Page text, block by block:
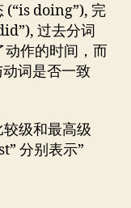
(“is doing”), 完
过去分词
动作的时间，而
词是否一致
级和最高级
分别表示”